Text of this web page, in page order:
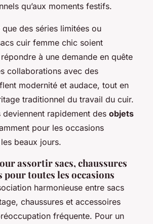
qu’aux moments festifs.
que des séries limitées ou
cuir femme chic soient
à une demande en quête
collaborations avec des
modernité et audace, tout en
traditionnel du travail du cuir.
rapidement des objets
pour les occasions
beaux jours.
assortir sacs, chaussures
pour toutes les occasions
harmonieuse entre sacs
chaussures et accessoires
fréquente. Pour un